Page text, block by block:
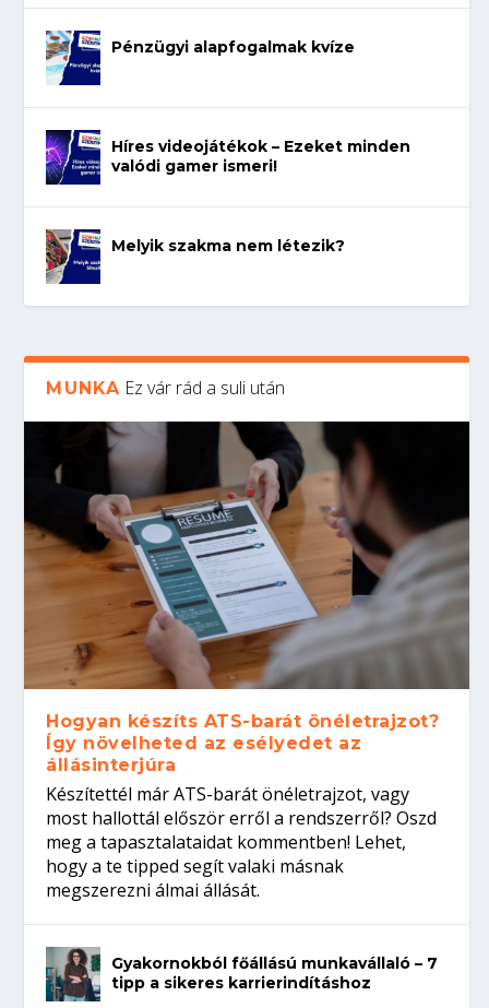
Pénzügyi alapfogalmak kvíze
Híres videojátékok – Ezeket minden
valódi gamer ismeri!
Melyik szakma nem létezik?
MUNKA Ez vár rád a suli után
Hogyan készíts ATS-barát önéletrajzot?
Így növelheted az esélyedet az
állásinterjúra
Készítettél már ATS-barát önéletrajzot, vagy
most hallottál először erről a rendszerről? Oszd
meg a tapasztalataidat kommentben! Lehet,
hogy a te tipped segít valaki másnak
megszerezni álmai állását.
Gyakornokból főállású munkavállaló – 7
tipp a sikeres karrierindításhoz